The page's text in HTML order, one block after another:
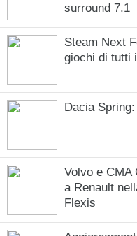
surround 7.1
Steam Next
giochi di tutti
Dacia
Volvo e CMA
a Renault
Flexis